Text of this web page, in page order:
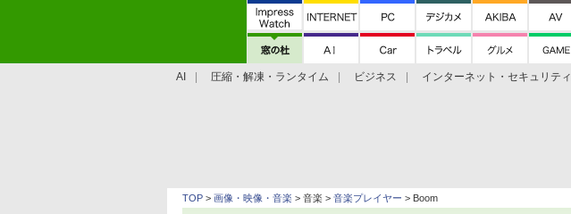
AI 圧縮・解凍・ランタイム ビジネス インターネット・セキュリティ
TOP> 画像・映像・音楽 > 音楽 > 音楽プレイヤー > Boom